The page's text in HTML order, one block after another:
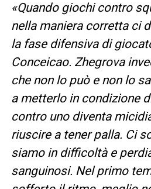
«Quando giochi contro
nella maniera corretta ci
la fase difensiva di
Conceicao. Zhegrova
che non lo può e non lo
a metterlo in condizione
contro uno diventa
riuscire a tener palla. Ci
siamo in difficoltà e
sanguinosi. Nel primo